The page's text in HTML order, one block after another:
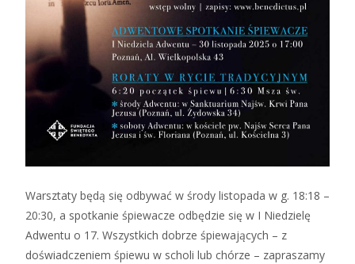
Warsztaty będą się odbywać w środy listopada w g. 18:18 –
20:30, a spotkanie śpiewacze odbędzie się w I Niedzielę
Adwentu o 17. Wszystkich dobrze śpiewających – z
doświadczeniem śpiewu w scholi lub chórze – zapraszamy